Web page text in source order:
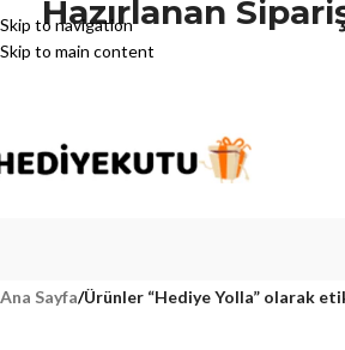
Skip to navigation
Skip to main content
Hazırlanan
Ana Sayfa/Ürünler “Hediye Yolla” olarak